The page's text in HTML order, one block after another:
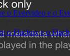
o Evervideo e o
o Flacbox e o